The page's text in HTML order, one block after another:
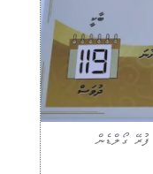
50 އހަރުން ފުރޭ ގޯލްޑެން